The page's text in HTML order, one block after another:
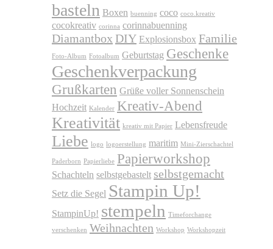
basteln Boxen buenning coco coco.kreativ
cocokreativ corinna corinnabuenning
Diamantbox DIY Explosionsbox Familie
Foto-Album Fotoalbum Geburtstag Geschenke
Geschenkverpackung
Grußkarten Grüße voller Sonnenschein
Hochzeit Kalender Kreativ-Abend
Kreativität kreativ mit Papier Lebensfreude
Liebe logo logoerstellung maritim Mini-Zierschachtel
Paderborn Papierliebe Papierworkshop
Schachteln selbstgebastelt selbstgemacht
Setz die Segel Stampin Up!
StampinUp! stempeln Timeforchange
verschenken Weihnachten Workshop Workshopzeit